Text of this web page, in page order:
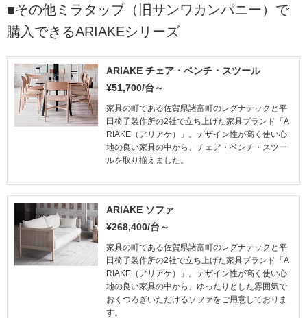
■その他ミラタップ（旧サンワカンパニー）で
購入できるARIAKEシリーズ
ARIAKE チェア・ベンチ・スツール
¥51,700/台～
家具の町である佐賀県諸富町のレグナテックと平
田椅子製作所の2社で立ち上げた家具ブランド「A
RIAKE（アリアケ）」。デザイン性が高く使い心
地の良い家具の中から、チェア・ベンチ・スツー
ルを取り揃えました。
ARIAKE ソファ
¥268,400/台～
家具の町である佐賀県諸富町のレグナテックと平
田椅子製作所の2社で立ち上げた家具ブランド「A
RIAKE（アリアケ）」。デザイン性が高く使い心
地の良い家具の中から、ゆったりとした雰囲気で
おくつろぎいただけるソファをご用意しておりま
す。